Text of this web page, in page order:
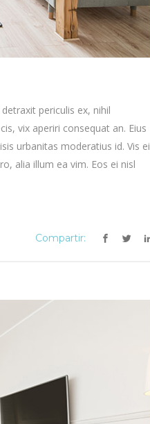
periculis ex, nihil
vix aperiri consequat an. Eius
urbanitas moderatius id. Vis ei
alia illum ea vim. Eos ei nisl
Compartir: